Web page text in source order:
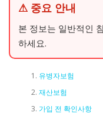
⚠ 중요 안내
본 정보는 일반적인
하세요.
유병자보험
재산보험
가입 전 확인사항